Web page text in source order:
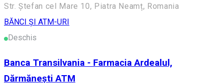
Str. Ștefan cel Mare 10, Piatra Neamț, Romania
BĂNCI ȘI ATM-URI
Deschis
Banca Transilvania - Farmacia Ardealul,
Dărmănești ATM